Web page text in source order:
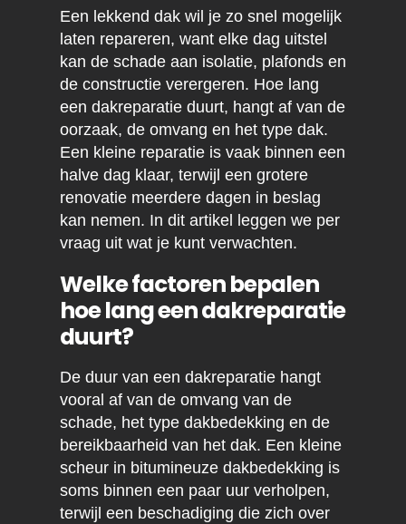
Een lekkend dak wil je zo snel mogelijk
laten repareren, want elke dag uitstel
kan de schade aan isolatie, plafonds en
de constructie verergeren. Hoe lang
een dakreparatie duurt, hangt af van de
oorzaak, de omvang en het type dak.
Een kleine reparatie is vaak binnen een
halve dag klaar, terwijl een grotere
renovatie meerdere dagen in beslag
kan nemen. In dit artikel leggen we per
vraag uit wat je kunt verwachten.
Welke factoren bepalen
hoe lang een dakreparatie
duurt?
De duur van een dakreparatie hangt
vooral af van de omvang van de
schade, het type dakbedekking en de
bereikbaarheid van het dak. Een kleine
scheur in bitumineuze dakbedekking is
soms binnen een paar uur verholpen,
terwijl een beschadiging die zich over